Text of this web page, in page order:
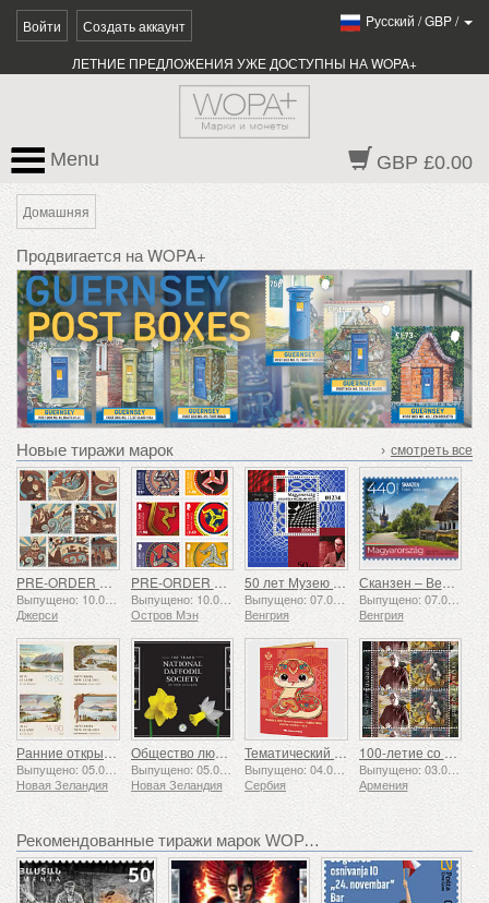
Войти Создать аккаунт Pусский /GBP/
ЛЕТНИЕ ПРЕДЛОЖЕНИЯ УЖЕ ДОСТУПНЫ НА WOPA+
GBP £0.00
Menu
Домашняя
Продвигается на WOPA+
Новые тиражи марок › смотреть все
PRE-ORDER Рассказы о Сент-Хелиере
Джерси
PRE-ORDER Коллекция «Трискелион II»
Выпущено: 10.08.2026
Остров Мэн
50 лет Музею Вазарели в Пече
Венгрия
Сканзен – Венгерский музей под открытым небом
Выпущено: 07.08.2026
Венгрия
Ранние открытки
Выпущено: 05.08.2026
Новая Зеландия
Общество любителей нарциссов: 100 лет
Выпущено: 05.08.2026
Новая Зеландия
Тематический набор - Год Змеи
Выпущено: 04.08.2026
Сербия
100-летие со дня рождения Григора Ханджяна
Выпущено: 03.08.2026
Армения
Рекомендованные тиражи марок WOPA+